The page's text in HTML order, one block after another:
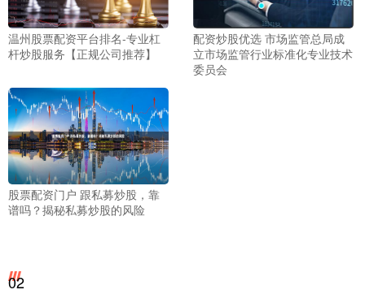
温州股票配资平台排名-专业杠
杆炒股服务【正规公司推荐】
配资炒股优选 市场监管总局成
立市场监管行业标准化专业技术
委员会
股票配资门户 跟私募炒股，靠
谱吗？揭秘私募炒股的风险
02